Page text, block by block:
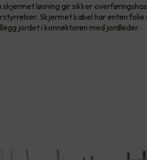
skjermet løsning gir sikker
Skjermet kabel har enten
jordet i konnektoren med jordleder.